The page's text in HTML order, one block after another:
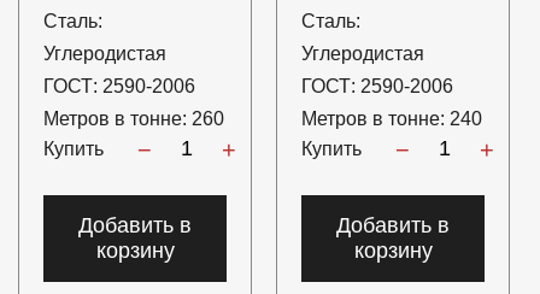
Сталь:
Углеродистая
ГОСТ: 2590-2006
Метров в тонне: 260
Купить
− +
Добавить в
корзину
Сталь:
Углеродистая
ГОСТ: 2590-2006
Метров в тонне: 240
Купить
− +
Добавить в
корзину